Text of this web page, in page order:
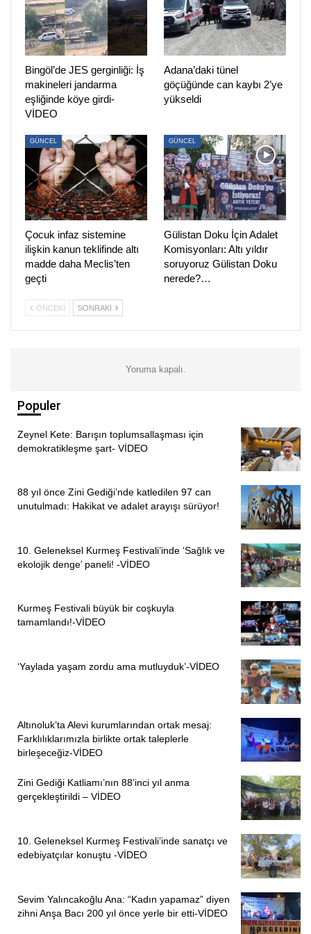
“ELAZIĞ’DA VAKA TESPİT EDİLDİĞİ BELİRTİLİYOR;
TEDİRGİNİZ”
bulunan Sinan Amaç’ın babası
Ali Haydar Amaç
,
“Edindiğimiz bilgilere Elazığ Cezaevi’nde koronavirüs
vakası var. Tutsaklar büyük tedirdinlik yaşıyor. Oğlum 3 yıla
yakın cezaevinde. Kemik erimesi rahatsızlığı var ama
bugüne kadar hiçbir tedavi uygulanmadı. Aldığımız
duyumlara göre; virüsün olduğu söyleniyor. Ama doğru mu
bilmiyoruz. Milletvekilimiz Meclis’e soru önergesi de verdi
bu konuya dair. Adalet Bakanlığı geçtiğimiz günlerde birkaç
kişinin yaşamını yitirdiğini söylemişti. Biz aileler olarak
tedirginiz” ifadelerini kullandı.
“ÇIKARTILAN YASA, ÇETELERİN AFFIDIR”
İnfaz yasasına tepki gösteren Amaç, “Çıkartılan infaz
yasasıyla nerede bir katil, tecavüzcü, çete varsa onlara
“Adalet Bakanlığı’na çağrı yapıyoruz. İleride ölümler
yaşandığında bunun altında kalkamazlar. Bunun bedelini
ödeyemezler. İnsanlar, siyasi görüşünü açıkladı diye
zindanlara atıldılar. Ölüme terk ediyorlar. Selahattin
başkanın neyi vardı, ‘Seni başkan yaptırmayacağız’ dedi.
Tüm siyasi tutsaklar Erdoğan’a karşı olduğu için
“SİYASİ TUTSAKLARLA BİRLİKTE CEZAEVLERİ
BOŞALTILSIN”
Siyasi tutuklularla birlikte cezaevlerinin boşaltılması ve bir
an evvel önlemlerin alınması gerektiğini savunan Amaç,
“Tutsaklar, telefonda bile bir şey diyemiyorlar, korkuyorlar.
tedirgin. Hiçbir önlem yoktur, insanlara işkence yapanlar
maske mi verecekler. Mümkün değil” diyerek sözlerini
“KAYGILIYIZ, AÇIKLAMA BEKLİYORUZ”
Yüksek Güvenlikli Kapalı Cezaevi’nde bulunanÖzlem
Toprak,
“Tedirginliğimiz sürüyor. Son bir haftadır Elazığ 2
Nolu’da koronavirüs vakası olduğu söyleniyor. Adalet
Bakanlığı ve cezaevi yönetiminden konuya ilişkin bir
açıklama gelmedi.
kadın katilleri, uyuşturucu çeteleri tahliye edildi” diyerek
Bingöl’de JES gerginliği: İş
makineleri jandarma
eşliğinde köye girdi-
VİDEO
Adana’daki tünel
göçüğünde can kaybı 2’ye
yükseldi
GÜNCEL
Çocuk infaz sistemine
ilişkin kanun teklifinde altı
madde daha Meclis’ten
geçti
GÜNCEL
Gülistan Doku İçin Adalet
Komisyonları: Altı yıldır
soruyoruz Gülistan Doku
nerede?…
ÖNCEKI SONRAKI
Yoruma kapalı.
Populer
Zeynel Kete: Barışın toplumsallaşması için
demokratikleşme şart- VİDEO
88 yıl önce Zini Gediği’nde katledilen 97 can
unutulmadı: Hakikat ve adalet arayışı sürüyor!
10. Geleneksel Kurmeş Festivali’inde ‘Sağlık ve
ekolojik denge’ paneli! -VİDEO
Kurmeş Festivali büyük bir coşkuyla
tamamlandı!-VİDEO
‘Yaylada yaşam zordu ama mutluyduk’-VİDEO
Altınoluk’ta Alevi kurumlarından ortak mesaj:
Farklılıklarımızla birlikte ortak taleplerle
birleşeceğiz-VİDEO
Zini Gediği Katliamı’nın 88’inci yıl anma
gerçekleştirildi – VİDEO
10. Geleneksel Kurmeş Festivali’inde sanatçı ve
edebiyatçılar konuştu -VİDEO
Sevim Yalıncakoğlu Ana: “Kadın yapamaz” diyen
zihni Anşa Bacı 200 yıl önce yerle bir etti-VİDEO